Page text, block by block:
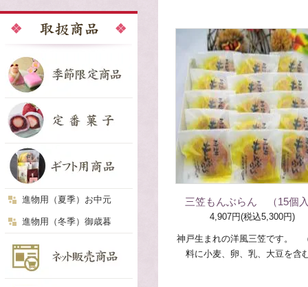
三笠もんぶらん （15個
4,907円(税込5,300円)
神戸生まれの洋風三笠です。
料に小麦、卵、乳、大豆を含
進物用（夏季）お中元
進物用（冬季）御歳暮